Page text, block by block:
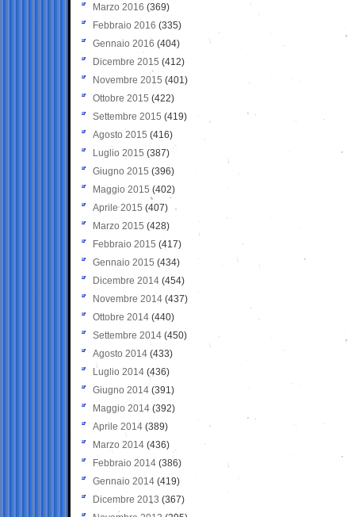
Marzo 2016 (369)
Febbraio 2016 (335)
Gennaio 2016 (404)
Dicembre 2015 (412)
Novembre 2015 (401)
Ottobre 2015 (422)
Settembre 2015 (419)
Agosto 2015 (416)
Luglio 2015 (387)
Giugno 2015 (396)
Maggio 2015 (402)
Aprile 2015 (407)
Marzo 2015 (428)
Febbraio 2015 (417)
Gennaio 2015 (434)
Dicembre 2014 (454)
Novembre 2014 (437)
Ottobre 2014 (440)
Settembre 2014 (450)
Agosto 2014 (433)
Luglio 2014 (436)
Giugno 2014 (391)
Maggio 2014 (392)
Aprile 2014 (389)
Marzo 2014 (436)
Febbraio 2014 (386)
Gennaio 2014 (419)
Dicembre 2013 (367)